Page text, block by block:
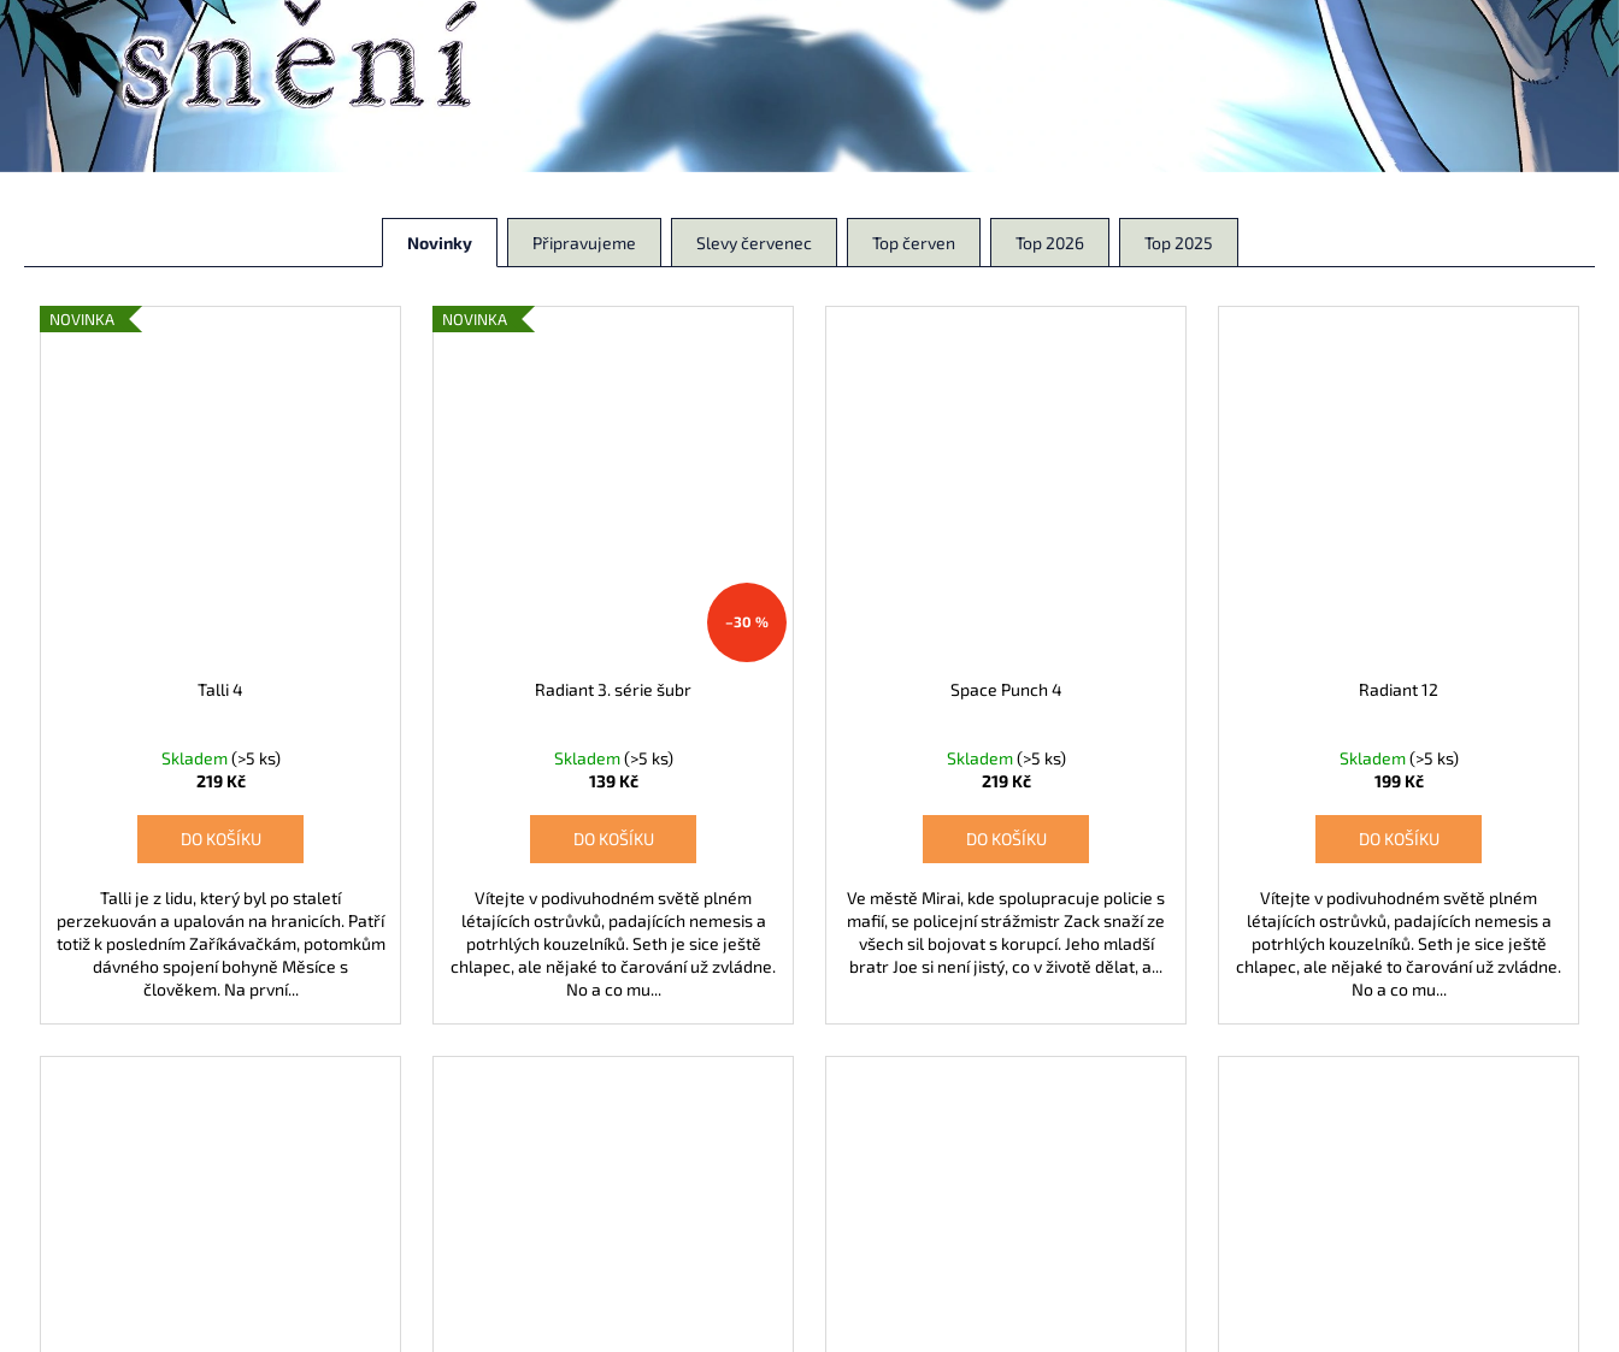
Novinky Připravujeme Slevy červenec Top červen Top 2026 Top 2025
NOVINKA
Talli 4
Skladem(>5 ks)
219 Kč
DO KOŠÍKU
Talli je z lidu, který byl po staletí
perzekuován a upalován na hranicích. Patří
totiž k posledním Zaříkávačkám, potomkům
dávného spojení bohyně Měsíce s
člověkem. Na první...
NOVINKA
–30 %
Radiant 3. série šubr
Skladem(>5 ks)
139 Kč
DO KOŠÍKU
Vítejte v podivuhodném světě plném
létajících ostrůvků, padajících nemesis a
potrhlých kouzelníků. Seth je sice ještě
chlapec, ale nějaké to čarování už zvládne.
No a co mu...
Space Punch 4
Skladem(>5 ks)
219 Kč
DO KOŠÍKU
Ve městě Mirai, kde spolupracuje policie s
mafií, se policejní strážmistr Zack snaží ze
všech sil bojovat s korupcí. Jeho mladší
bratr Joe si není jistý, co v životě dělat, a...
Radiant 12
Skladem(>5 ks)
199 Kč
DO KOŠÍKU
Vítejte v podivuhodném světě plném
létajících ostrůvků, padajících nemesis a
potrhlých kouzelníků. Seth je sice ještě
chlapec, ale nějaké to čarování už zvládne.
No a co mu...
249 Kč
139 Kč
174 Kč